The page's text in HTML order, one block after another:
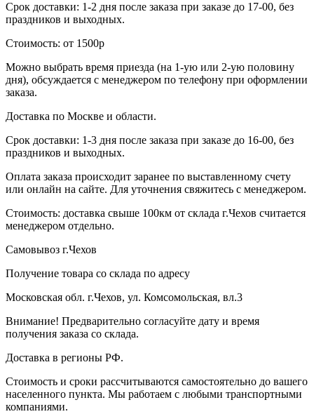
Срок доставки: 1-2 дня после заказа при заказе до 17-00, без
праздников и выходных.
Стоимость: от 1500р
Можно выбрать время приезда (на 1-ую или 2-ую половину
дня), обсуждается с менеджером по телефону при оформлении
заказа.
Доставка по Москве и области.
Срок доставки: 1-3 дня после заказа при заказе до 16-00, без
праздников и выходных.
Оплата заказа происходит заранее по выставленному счету
или онлайн на сайте. Для уточнения свяжитесь с менеджером.
Стоимость: доставка свыше 100км от склада г.Чехов считается
менеджером отдельно.
Самовывоз г.Чехов
Получение товара со склада по адресу
Московская обл. г.Чехов, ул. Комсомольская, вл.3
Внимание! Предварительно согласуйте дату и время
получения заказа со склада.
Доставка в регионы РФ.
Стоимость и сроки рассчитываются самостоятельно до вашего
населенного пункта. Мы работаем с любыми транспортными
компаниями.